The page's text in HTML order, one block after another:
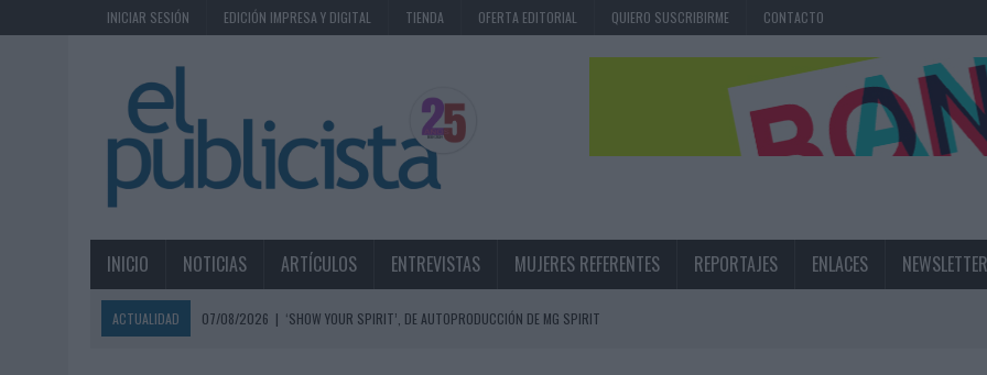
INICIAR SESIÓN EDICIÓN IMPRESA Y DIGITAL TIENDA OFERTA EDITORIAL QUIERO SUSCRIBIRME CONTACTO
INICIO NOTICIAS ARTÍCULOS ENTREVISTAS MUJERES REFERENTES REPORTAJES ENLACES NEWSLETTER
ACTUALIDAD 07/08/2026 | ‘SHOW YOUR SPIRIT’, DE AUTOPRODUCCIÓN DE MG SPIRIT